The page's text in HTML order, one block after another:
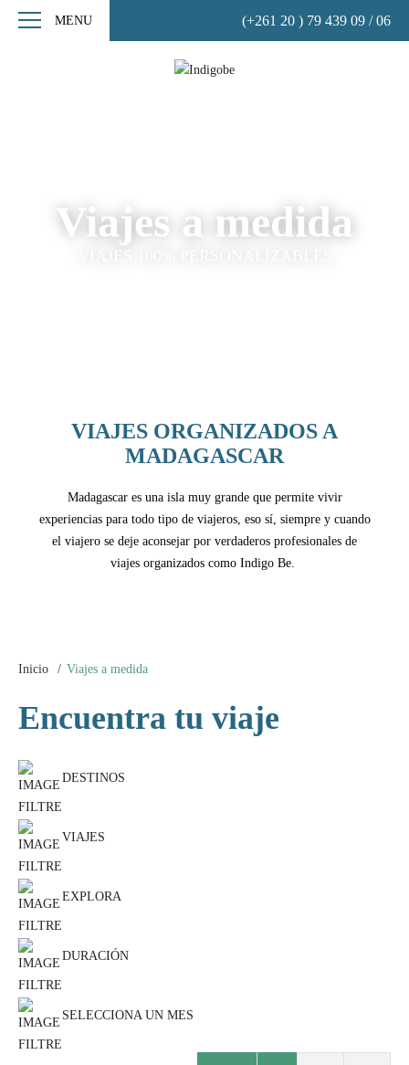
MENU (+261 20 ) 79 439 09 / 06
Viajes a medida
VIAJES ORGANIZADOS A
MADAGASCAR
Madagascar es una isla muy grande que permite vivir
experiencias para todo tipo de viajeros, eso sí, siempre y cuando
el viajero se deje aconsejar por verdaderos profesionales de
viajes organizados como Indigo Be.
Inicio Viajes a medida
Encuentra tu viaje
DESTINOS
VIAJES
EXPLORA
DURACIÓN
SELECCIONA UN MES